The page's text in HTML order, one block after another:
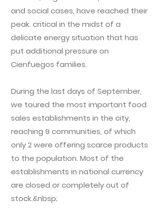
and social cases, have reached their
peak. critical in the midst of a
delicate energy situation that has
put additional pressure on
Cienfuegos families.
During the last days of September,
we toured the most important food
sales establishments in the city,
reaching 9 communities, of which
only 2 were offering scarce products
to the population. Most of the
establishments in national currency
are closed or completely out of
stock.&nbsp;